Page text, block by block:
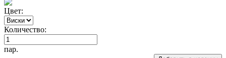
Цвет:
Количество:
пар.